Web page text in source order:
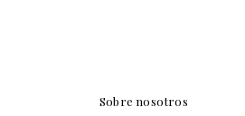
Sobre nosotros